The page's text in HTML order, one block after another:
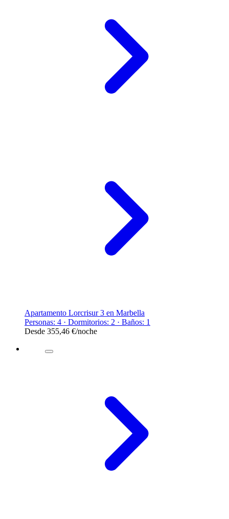
Apartamento Lorcrisur 3 en Marbella
Personas: 4 · Dormitorios: 2 · Baños: 1
Desde 355,46 €/noche